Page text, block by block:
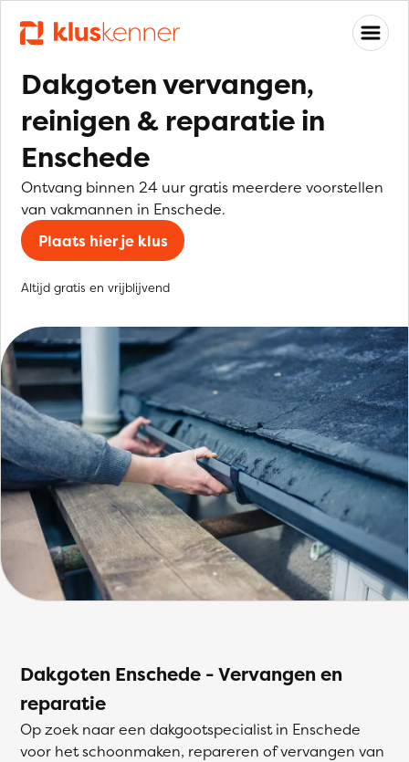
Dakgoten vervangen,
reinigen & reparatie in
Enschede
Ontvang binnen 24 uur gratis meerdere voorstellen
van vakmannen in Enschede.
Plaats hier je klus
Altijd gratis en vrijblijvend
Dakgoten Enschede - Vervangen en
reparatie
Op zoek naar een dakgootspecialist in Enschede
voor het schoonmaken, repareren of vervangen van